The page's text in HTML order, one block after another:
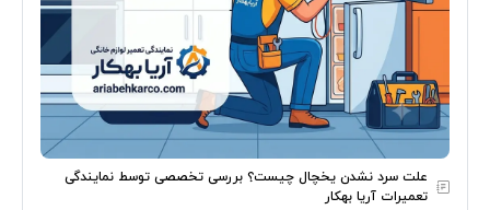
علت سرد نشدن یخچال چیست؟ بررسی تخصصی توسط نمایندگی
تعمیرات آریا بهکار